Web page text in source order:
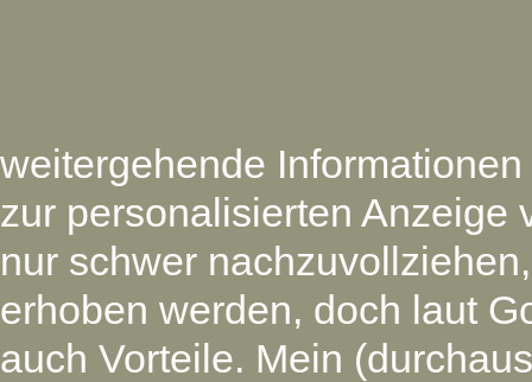
weitergehende
zur personalisierten Anzeige
nur schwer
erhoben werden, doch laut
auch Vorteile. Mein